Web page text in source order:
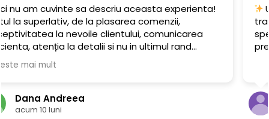
aceasta experienta!
comenzii,
comunicarea
si nu in ultimul rand
a trusoului de
Sunteți genul de
mult succes in tot ceea
Un trusou realizat cu
transformat ziua
special. Minunat în
prezentare. Recomand
Alice Iordache